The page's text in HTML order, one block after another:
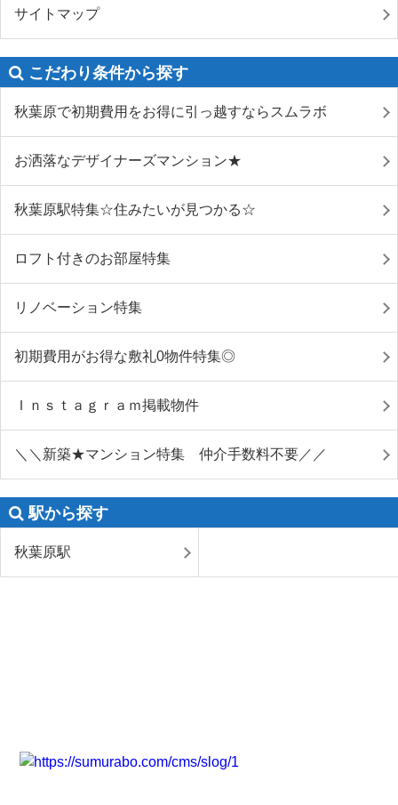
サイトマップ
こだわり条件から探す
秋葉原で初期費用をお得に引っ越すならスムラボ
お洒落なデザイナーズマンション★
秋葉原駅特集☆住みたいが見つかる☆
ロフト付きのお部屋特集
リノベーション特集
初期費用がお得な敷礼0物件特集◎
Ｉｎｓｔａｇｒａｍ掲載物件
＼＼新築★マンション特集 仲介手数料不要／／
駅から探す
秋葉原駅